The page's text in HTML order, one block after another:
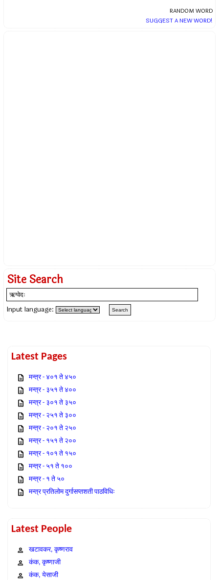
RANDOM WORD
SUGGEST A NEW WORD!
Site Search
Input language:
Latest Pages
मन्त्र - ४०१ ते ४५०
मन्त्र - ३५१ ते ४००
मन्त्र - ३०१ ते ३५०
मन्त्र - २५१ ते ३००
मन्त्र - २०१ ते २५०
मन्त्र - १५१ ते २००
मन्त्र - १०१ ते १५०
मन्त्र - ५१ ते १००
मन्त्र - १ ते ५०
मन्त्र प्रतिलोम दुर्गासप्तशती पाठविधिः
Latest People
खटावकर, कृष्णराव
कंक, कृष्णाजी
कंक, येसाजी